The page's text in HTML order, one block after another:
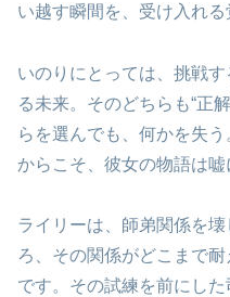
い越す瞬間を、受け入れる
いのりにとっては、挑戦
る未来。そのどちらも“正
らを選んでも、何かを失
からこそ、彼女の物語は嘘
ライリーは、師弟関係を
ろ、その関係がどこまで
です。その試練を前にし